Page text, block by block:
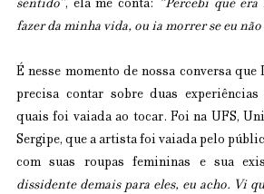
sentido”, ela me conta:
“Percebi que
fazer da minha vida, ou ia morrer se eu não
É nesse momento de nossa conversa que
precisa contar sobre duas
quais foi vaiada ao tocar. Foi na UFS,
Sergipe, que a artista foi vaiada pelo
com suas roupas femininas e sua
dissidente demais para eles, eu acho. Vi